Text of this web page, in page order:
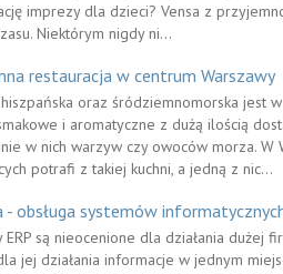
imprezy dla dzieci? Vensa z
Niektórym nigdy ni...
restauracja w centrum Warszawy
oraz śródziemnomorska jest
i aromatyczne z dużą ilością
w nich warzyw czy owoców morza. W
potrafi z takiej kuchni, a jedną z nic...
- obsługa systemów
ERP są nieocenione dla działania dużej
jej działania informacje w jednym